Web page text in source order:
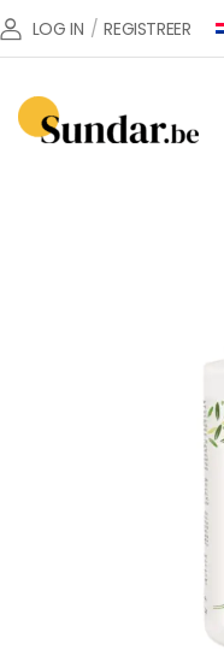
LOG IN / REGISTREER